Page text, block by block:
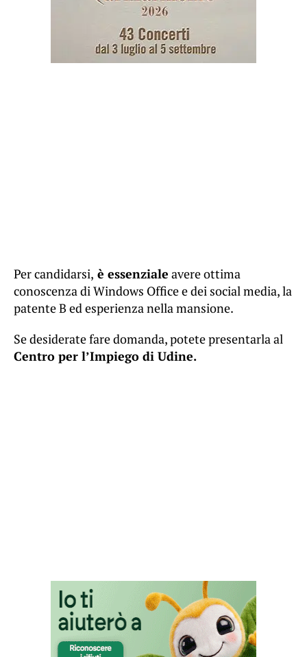
Per candidarsi, è essenziale avere ottima
conoscenza di Windows Office e dei social media, la
patente B ed esperienza nella mansione.
Se desiderate fare domanda, potete presentarla al
Centro per l’Impiego di Udine.